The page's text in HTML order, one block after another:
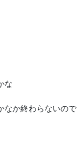
な
か終わらないので